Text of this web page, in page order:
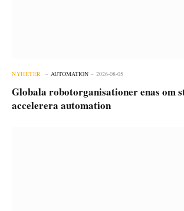
NYHETER AUTOMATION 2026-08-05
Globala robotorganisationer enas om
accelerera automation